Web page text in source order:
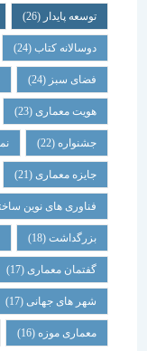
توسعه پایدار(26) باغ
دوسالانه کتاب(24)
فضای سبز(24) میراث
هویت معماری (23)
جشنواره(22) نمای
جایزه معماری (21) بین
فناوری های نوین ساختمانی(19)
بزرگداشت (18) معماری
گفتمان معماری (17)
شهر های جهانی(17)
معماری موزه(16) منظر